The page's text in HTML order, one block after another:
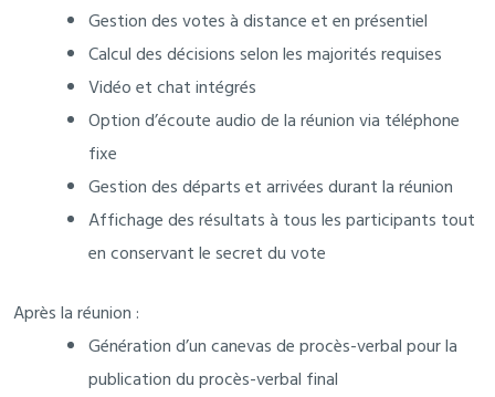
Gestion des votes à distance et en présentiel
Calcul des décisions selon les majorités requises
Vidéo et chat intégrés
Option d’écoute audio de la réunion via téléphone
fixe
Gestion des départs et arrivées durant la réunion
Affichage des résultats à tous les participants tout
en conservant le secret du vote
Après la réunion :
Génération d’un canevas de procès-verbal pour la
publication du procès-verbal final